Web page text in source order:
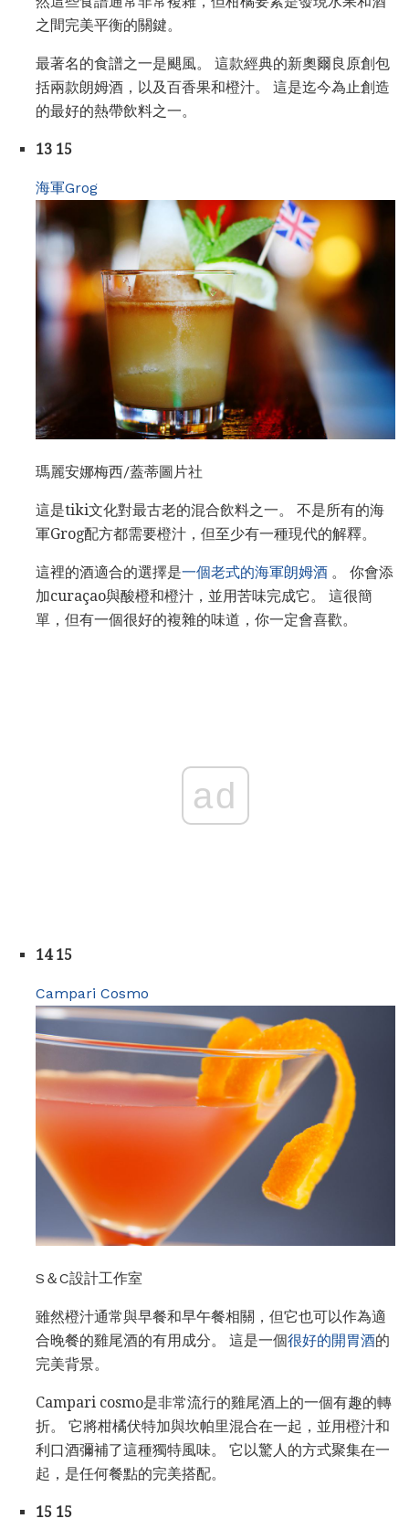
之間完美平衡的關鍵。
最著名的食譜之一是颶風。 這款經典的新奧爾良原創包
括兩款朗姆酒，以及百香果和橙汁。 這是迄今為止創造
的最好的熱帶飲料之一。
13 15
海軍Grog
瑪麗安娜梅西/蓋蒂圖片社
這是tiki文化對最古老的混合飲料之一。 不是所有的海
軍Grog配方都需要橙汁，但至少有一種現代的解釋。
這裡的酒適合的選擇是一個老式的海軍朗姆酒 。 你會添
加curaçao與酸橙和橙汁，並用苦味完成它。 這很簡
單，但有一個很好的複雜的味道，你一定會喜歡。
ad
14 15
Campari Cosmo
S＆C設計工作室
雖然橙汁通常與早餐和早午餐相關，但它也可以作為適
合晚餐的雞尾酒的有用成分。 這是一個很好的開胃酒的
完美背景。
Campari cosmo是非常流行的雞尾酒上的一個有趣的轉
折。 它將柑橘伏特加與坎帕里混合在一起，並用橙汁和
利口酒彌補了這種獨特風味。 它以驚人的方式聚集在一
起，是任何餐點的完美搭配。
15 15